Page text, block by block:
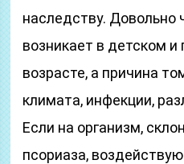
наследству. Довольно
возникает в детском
возрасте, а причина
климата, инфекции,
Если на организм,
псориаза,